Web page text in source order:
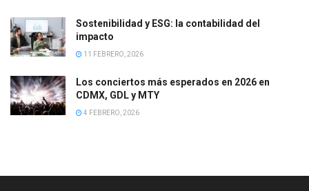
Sostenibilidad y ESG: la contabilidad del
impacto
11 FEBRERO, 2026
Los conciertos más esperados en 2026 en
CDMX, GDL y MTY
4 FEBRERO, 2026